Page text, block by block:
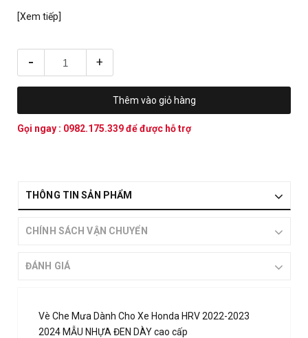
[Xem tiếp]
- +
Thêm vào giỏ hàng
Gọi ngay : 0982.175.339để được hỗ trợ
THÔNG TIN SẢN PHẨM
CHÍNH SÁCH VẬN CHUYỂN
ĐÁNH GIÁ
Vè Che Mưa Dành Cho Xe Honda HRV 2022-2023
2024 MẪU NHỰA ĐEN DÀY cao cấp